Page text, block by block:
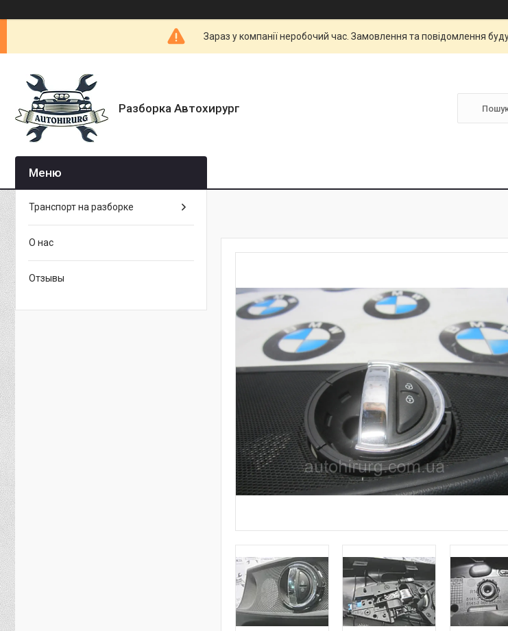
Зараз у компанії неробочий час. Замовлення та повідомлення
Разборка Автохирург
Транспорт на разборке
О нас
Отзывы